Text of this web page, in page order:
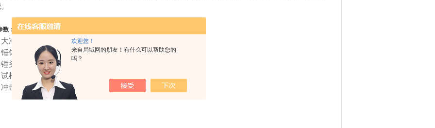
欢迎您！
来自局域网的朋友！有什么可以帮助您的
吗？
数：
击能量：15J
质量：1kg
半径：R=25mm
夹具跨度：200mm
高度：1000mm或1500mm